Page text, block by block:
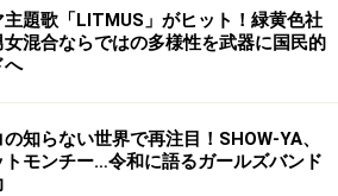
挙げられます。一般社団法人日本
※1）によると、オーディオレコー
は2月以降前年比を下回るように
10月までの集計で対前年80％と大
。
主題歌「LITMUS」がヒット！緑黄色社
女混合ならではの多様性を武器に国民的
へ
知らない世界で再注目！SHOW-YA、
トモンチー…令和に語るガールズバンド